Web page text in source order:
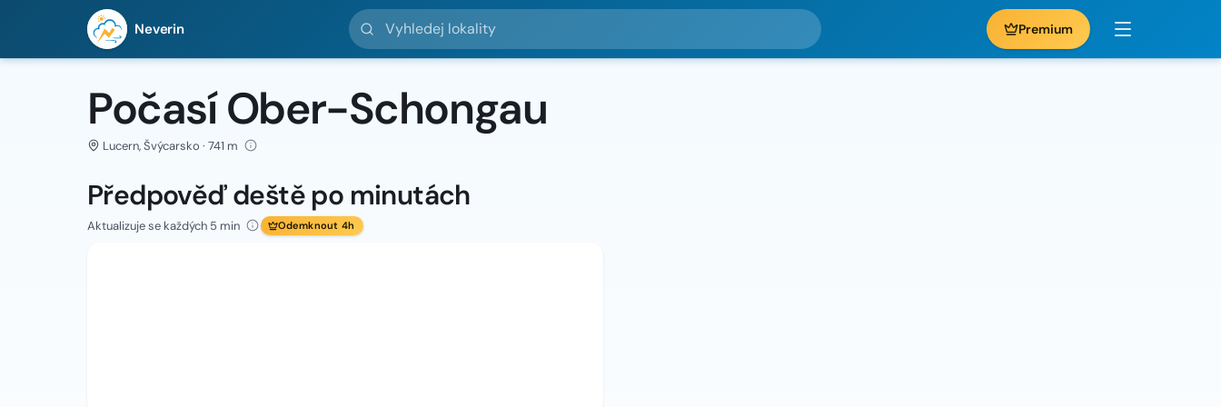
Neverin
Vyhledej lokality
Premium
Počasí Ober-Schongau
Lucern, Švýcarsko · 741 m
Předpověď deště po minutách
Aktualizuje se každých 5 min Odemknout 4h